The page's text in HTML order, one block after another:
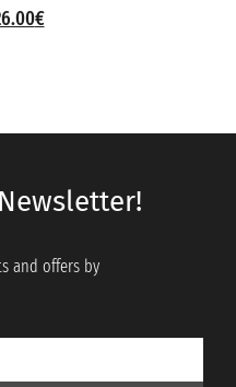
€
and offers by